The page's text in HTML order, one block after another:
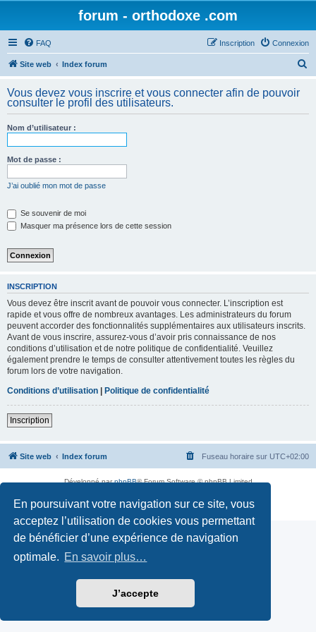
En poursuivant votre navigation sur ce site, vous
acceptez l’utilisation de cookies vous permettant
de bénéficier d’une expérience de navigation
optimale. En savoir plus…
J’accepte
forum - orthodoxe .com
FAQ Connexion
Inscription
Site web Index forum
h
Vous devez vous inscrire et vous connecter afin de pouvoir
consulter le profil des utilisateurs.
Nom d’utilisateur :
Mot de passe :
J’ai oublié mon mot de passe
Se souvenir de moi
Masquer ma présence lors de cette session
INSCRIPTION
Vous devez être inscrit avant de pouvoir vous connecter. L’inscription est
rapide et vous offre de nombreux avantages. Les administrateurs du forum
peuvent accorder des fonctionnalités supplémentaires aux utilisateurs inscrits.
Avant de vous inscrire, assurez-vous d’avoir pris connaissance de nos
conditions d’utilisation et de notre politique de confidentialité. Veuillez
également prendre le temps de consulter attentivement toutes les règles du
forum lors de votre navigation.
Conditions d’utilisation | Politique de confidentialité
Inscription
Site web Index forum Fuseau horaire sur UTC+02:00
Développé parphpBB® Forum Software © phpBB Limited
Confidentialité| Conditions